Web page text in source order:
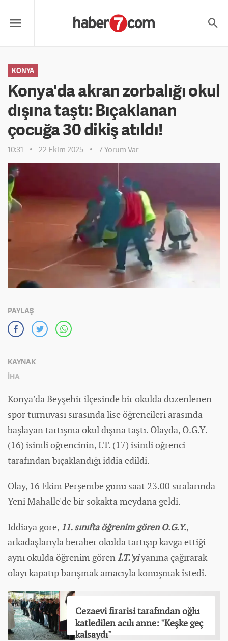
KONYA
Konya'da akran zorbalığı okul
dışına taştı: Bıçaklanan
çocuğa 30 dikiş atıldı!
10:31 22 Ekim 2025 7 Yorum Var
PAYLAŞ
KAYNAK
İHA
Konya'da Beyşehir ilçesinde bir okulda düzenlenen
spor turnuvası sırasında lise öğrencileri arasında
başlayan tartışma okul dışına taştı. Olayda, O.G.Y.
(16) isimli öğrencinin, İ.T. (17) isimli öğrenci
tarafından bıçaklandığı iddia edildi.
Olay, 16 Ekim Perşembe günü saat 23.00 sıralarında
Yeni Mahalle'de bir sokakta meydana geldi.
İddiaya göre, 11. sınıfta öğrenim gören O.G.Y.,
arkadaşlarıyla beraber okulda tartışıp kavga ettiği
aynı okulda öğrenim gören İ.T.'yiyanına çağırarak
olayı kapatıp barışmak amacıyla konuşmak istedi.
Cezaevi firarisi tarafından oğlu
katledilen acılı anne: "Keşke geç
kalsaydı"